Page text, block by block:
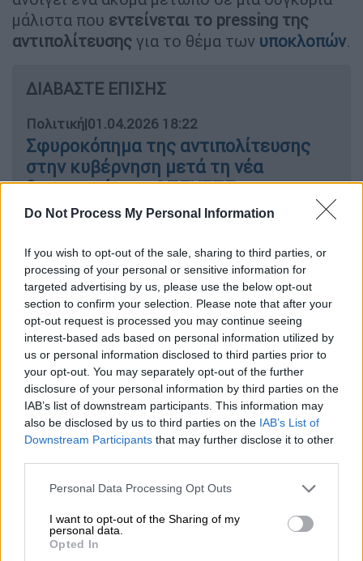
Do Not Process My Personal Information
If you wish to opt-out of the sale, sharing to third parties, or
processing of your personal or sensitive information for
targeted advertising by us, please use the below opt-out
section to confirm your selection. Please note that after your
opt-out request is processed you may continue seeing
interest-based ads based on personal information utilized by
us or personal information disclosed to third parties prior to
your opt-out. You may separately opt-out of the further
disclosure of your personal information by third parties on the
IAB’s list of downstream participants. This information may
also be disclosed by us to third parties on the IAB’s List of
Downstream Participants that may further disclose it to other
Please note that this website/app uses one or more Google
not limited to your visit or usage behaviour. You may click to
grant or deny consent to Google and its third-party tags to
use your data for below specified purposes in below Google
Personal Data Processing Opt Outs
I want to opt-out of the Sharing of my
personal data.
Opted In
μάλιστα που εντείνεται το pressing της
αντιπολίτευσης για το θέμα των υποκλοπών.
ΔΙΑΒΑΣΤΕ ΕΠΙΣΗΣ
Πολιτική|01.04.2026 18:22
Σφυροκόπημα της αντιπολίτευσης
στην κυβέρνηση μετά τη νέα
δικογραφία για ΟΠΕΚΕΠΕ -
«Μονόδρομος η αποπομπή υπουργών»
Όπως μετέδωσε το κεντρικό δελτίο
ειδήσεων του OPEN, πρόκειται για τα
παρακάτω πρόσωπα της ΝΔ:
Αίτημα άρσης ασυλίας για 11 βουλευτές της
ΝΔ
Κώστας Σκρέκας (πρώην υπουργός, νυν
γραμματέας της ΝΔ)
Κώστας Τσιάρας (νυν υπουργός
Αγροτικής Ανάπτυξης)
Πολιτικής Προστασίας)
Δημήτρης Βαρτζόπουλος (νυν